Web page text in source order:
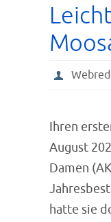
Ihren
August
Damen
hatte sie